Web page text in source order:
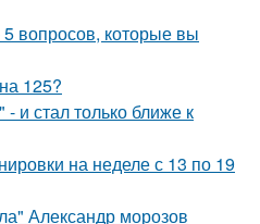
5 вопросов, которые вы
125?
и стал только ближе к
на неделе с 13 по 19
Александр морозов